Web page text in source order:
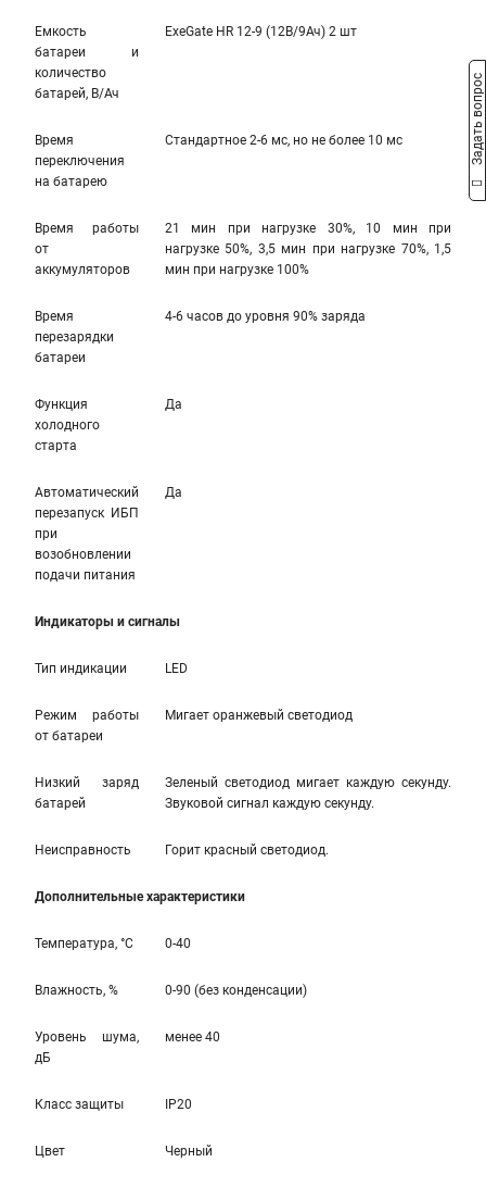
Емкость
батареи и
количество
батарей, В/Ач
ExeGate HR 12-9 (12В/9Ач) 2 шт
Время
переключения
на батарею
Стандартное 2-6 мс, но не более 10 мс
Время работы
от
аккумуляторов
21 мин при нагрузке 30%, 10 мин при
нагрузке 50%, 3,5 мин при нагрузке 70%, 1,5
мин при нагрузке 100%
Время
перезарядки
батареи
4-6 часов до уровня 90% заряда
Функция
холодного
старта
Да
Автоматический
перезапуск ИБП
при
возобновлении
подачи питания
Да
Индикаторы и сигналы
Тип индикации LED
Режим работы
от батареи
Мигает оранжевый светодиод
Низкий заряд
батарей
Зеленый светодиод мигает каждую секунду.
Звуковой сигнал каждую секунду.
Неисправность Горит красный светодиод.
Дополнительные характеристики
Температура, °С 0-40
Влажность, % 0-90 (без конденсации)
Уровень шума,
дБ
менее 40
Класс защиты IP20
Цвет Черный
Задать вопрос